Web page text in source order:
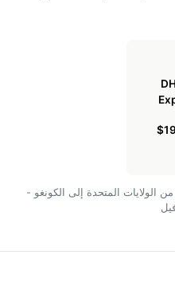
شحنه من الولايات المتحدة إلى الكونغو -